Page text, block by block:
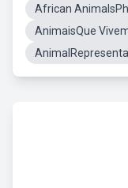
African
AnimaisQue